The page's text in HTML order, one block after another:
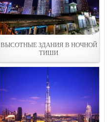
ВЫСОТНЫЕ ЗДАНИЯ В НОЧНОЙ
ТИШИ